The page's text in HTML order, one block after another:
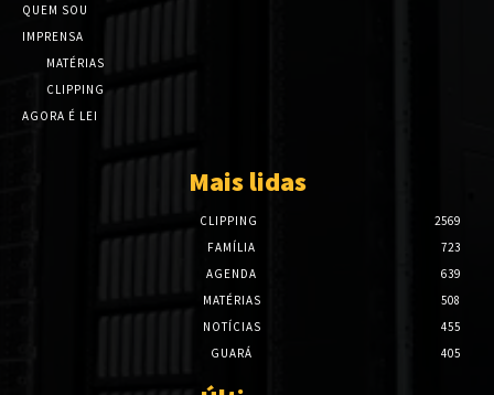
QUEM SOU
IMPRENSA
MATÉRIAS
CLIPPING
AGORA É LEI
Mais lidas
CLIPPING
2569
FAMÍLIA
723
AGENDA
639
MATÉRIAS
508
NOTÍCIAS
455
GUARÁ
405